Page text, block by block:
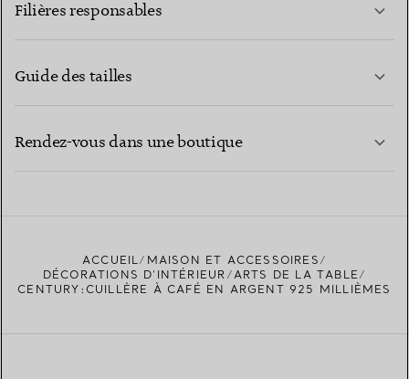
Filières responsables
Guide des tailles
Rendez-vous dans une boutique
TROUVEZ LA BOUTIQUE LA PLUS PROCHE
ACCUEIL
MAISON ET ACCESSOIRES
DÉCORATIONS D'INTÉRIEUR
ARTS DE LA TABLE
CENTURY:CUILLÈRE À CAFÉ EN ARGENT 925 MILLIÈMES